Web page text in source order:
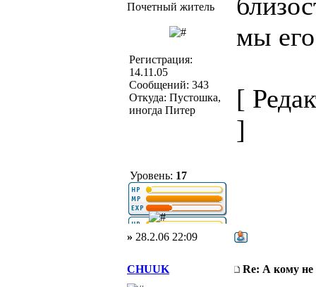
Почетный житель
Регистрация:
14.11.05
Сообщений: 343
Откуда: Пустошка,
иногда Питер
Уровень: 17
мы
[
]
» 28.2.06 22:09
CHUUK Re: А кому не